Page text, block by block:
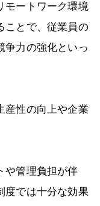
モートワーク環境
ことで、従業員の
争力の強化といっ
産性の向上や企業
や管理負担が伴
度では十分な効果